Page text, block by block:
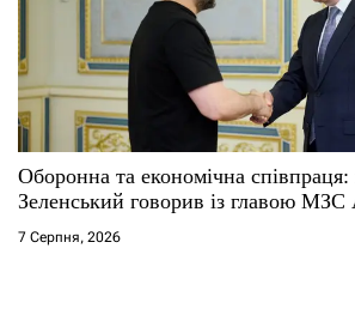
Оборонна та економічна
Зеленський говорив із главою МЗС
7 Серпня, 2026